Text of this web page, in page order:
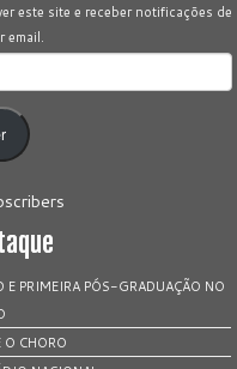
este site e receber notificações de
email.
E PRIMEIRA PÓS-GRADUAÇÃO NO
O CHORO